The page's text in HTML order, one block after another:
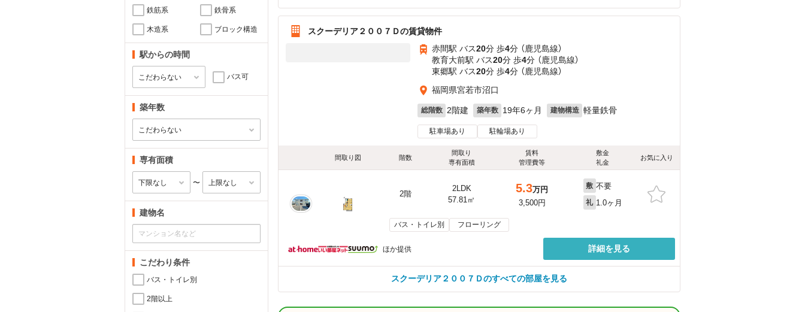
鉄筋系 鉄骨系
木造系 ブロック構造
駅からの時間
バス可
築年数
専有面積
〜
建物名
こだわり条件
バス・トイレ別
2階以上
スクーデリア２００７Ｄの賃貸物件
赤間駅 バス20分 歩4分 （鹿児島線）
教育大前駅 バス20分 歩4分 （鹿児島線）
東郷駅 バス20分 歩4分 （鹿児島線）
福岡県宮若市沼口
総階数 2階建 築年数 19年6ヶ月 建物構造 軽量鉄骨
駐車場あり 駐輪場あり
間取り図 階数
間取り
専有面積
賃料
管理費等
敷金
礼金
お気に入り
2階
2LDK
57.81㎡
5.3万円
3,500円
敷 不要
礼 1.0ヶ月
バス・トイレ別 フローリング
ほか提供 詳細を見る
スクーデリア２００７Ｄのすべての部屋を見る